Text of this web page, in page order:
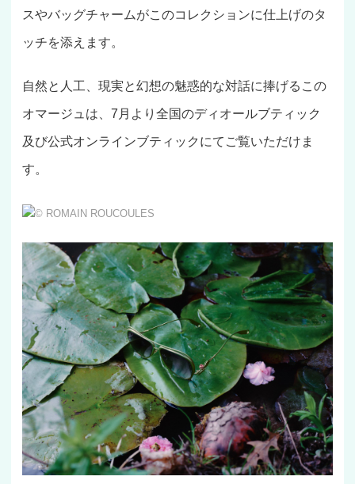
スやバッグチャームがこのコレクションに仕上げのタ
ッチを添えます。
自然と人工、現実と幻想の魅惑的な対話に捧げるこの
オマージュは、7月より全国のディオールブティック
及び公式オンラインブティックにてご覧いただけま
す。
© ROMAIN ROUCOULES